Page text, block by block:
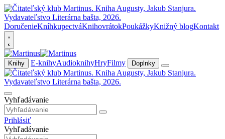
DoručenieKníhkupectváKnihovrátokPoukážkyKnižný blogKontakt
Knihy E-knihyAudioknihyHryFilmy Doplnky
Vyhľadávanie
Prihlásiť
Vyhľadávanie